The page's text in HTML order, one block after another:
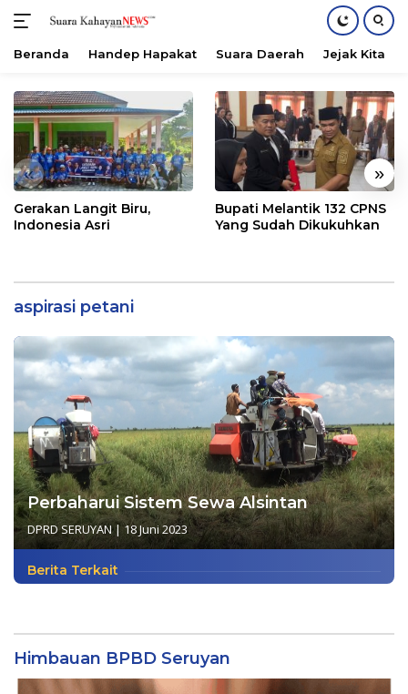
konten
Beranda Handep Hapakat Suara Daerah Jejak Kita
« »
Gerakan Langit Biru,
Indonesia Asri
Bupati Melantik 132 CPNS
Yang Sudah Dikukuhkan
aspirasi petani
Perbaharui Sistem Sewa Alsintan
DPRD SERUYAN|18 Juni 2023
Berita Terkait
Himbauan BPBD Seruyan